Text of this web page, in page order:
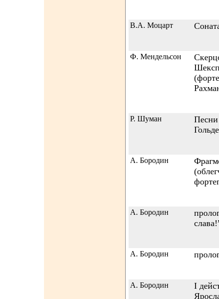
В.А. Моцарт
Ф. Мендельсон
Р. Шуман
Песни
А. Бородин
А. Бородин
А. Бородин
А. Бородин
I